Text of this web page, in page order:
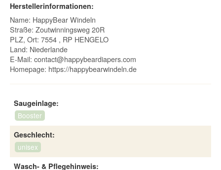
Herstellerinformationen:
Name: HappyBear Windeln
Straße: Zoutwinningsweg 20R
PLZ, Ort: 7554 , RP HENGELO
Land: Niederlande
E-Mail: contact@happybeardiapers.com
Homepage: https://happybearwindeln.de
Saugeinlage:
Booster
Geschlecht:
unisex
Wasch- & Pflegehinweis: